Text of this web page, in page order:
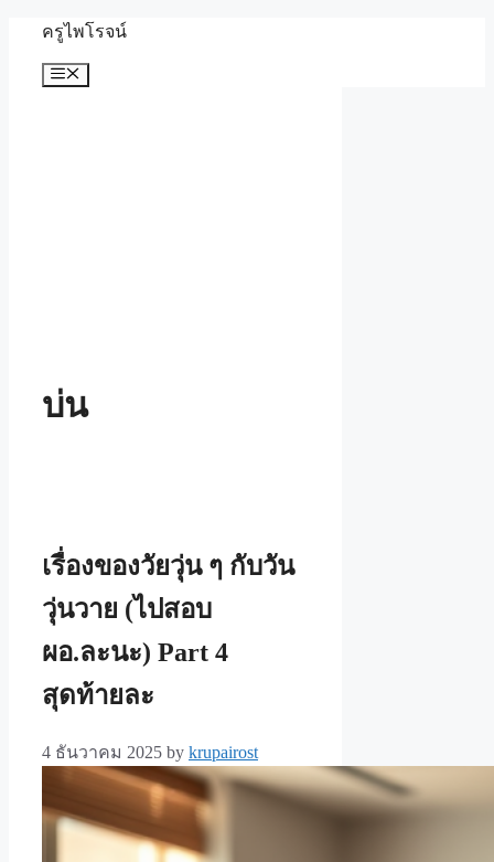
content
ครูไพโรจน์
Menu
บ่น
เรื่องของวัยวุ่น ๆ กับวัน
วุ่นวาย (ไปสอบ
ผอ.ละนะ) Part 4
สุดท้ายละ
4 ธันวาคม 2025 by krupairost